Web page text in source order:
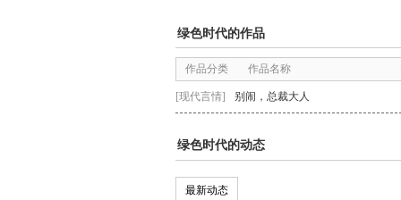
绿色时代的作品
作品分类 作品名称
[现代言情] 别闹，总裁大人
绿色时代的动态
最新动态